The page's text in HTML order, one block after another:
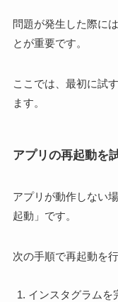
問題が発生した際に
とが重要です。
ここでは、最初に試
ます。
アプリの再起動を
アプリが動作しない
起動」です。
次の手順で再起動を
インスタグラムを